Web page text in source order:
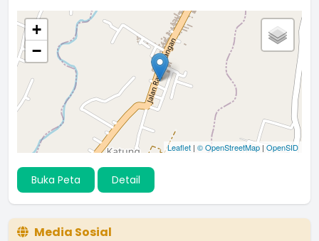
+
−
Leaflet | © OpenStreetMap | OpenSID
Buka Peta Detail
Media Sosial